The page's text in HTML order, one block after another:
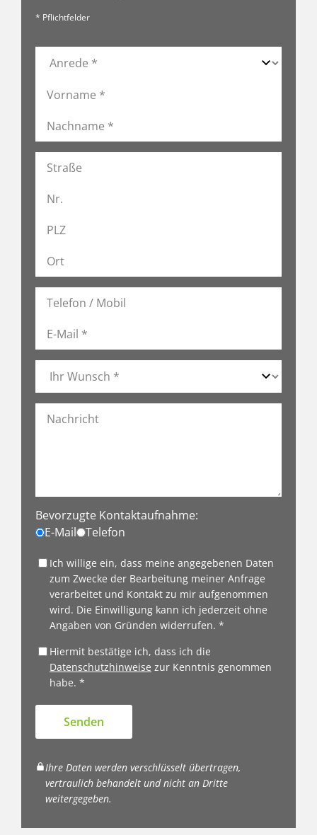
* Pflichtfelder
Bevorzugte Kontaktaufnahme:
E-Mail
Telefon
Ich willige ein, dass meine angegebenen Daten
zum Zwecke der Bearbeitung meiner Anfrage
verarbeitet und Kontakt zu mir aufgenommen
wird. Die Einwilligung kann ich jederzeit ohne
Angaben von Gründen widerrufen. *
Hiermit bestätige ich, dass ich die
Datenschutzhinweise zur Kenntnis genommen
habe. *
Senden
Ihre Daten werden verschlüsselt übertragen,
vertraulich behandelt und nicht an Dritte
weitergegeben.